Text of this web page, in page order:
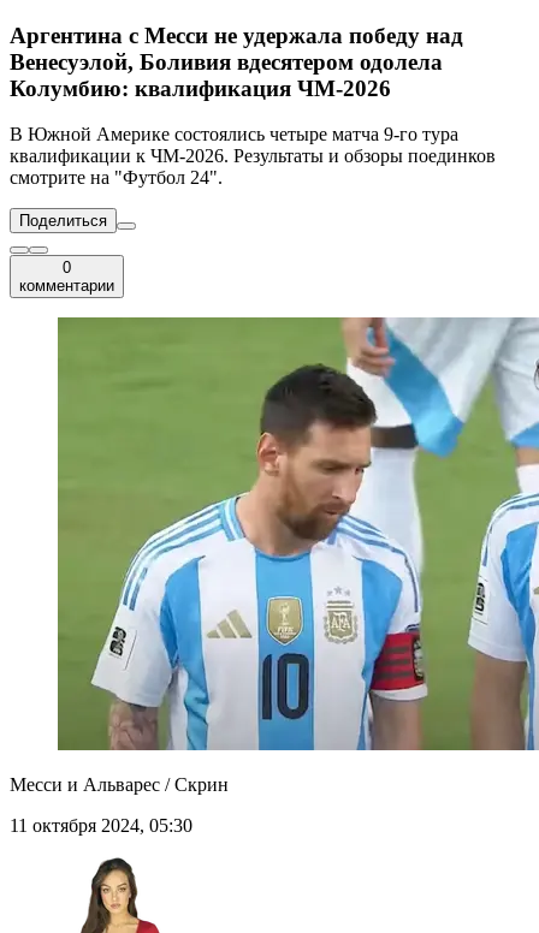
Аргентина с Месси не удержала победу над
Венесуэлой, Боливия вдесятером одолела
Колумбию: квалификация ЧМ-2026
В Южной Америке состоялись четыре матча 9-го тура
квалификации к ЧМ-2026. Результаты и обзоры поединков
смотрите на "Футбол 24".
Поделиться
0
комментарии
Месси и Альварес / Скрин
11 октября 2024, 05:30